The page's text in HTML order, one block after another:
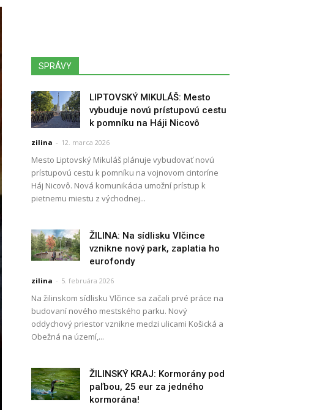
SPRÁVY
LIPTOVSKÝ MIKULÁŠ: Mesto
vybuduje novú prístupovú cestu
k pomníku na Háji Nicovô
zilina - 12. marca 2026
Mesto Liptovský Mikuláš plánuje vybudovať novú
prístupovú cestu k pomníku na vojnovom cintoríne
Háj Nicovô. Nová komunikácia umožní prístup k
pietnemu miestu z východnej...
ŽILINA: Na sídlisku Vlčince
vznikne nový park, zaplatia ho
eurofondy
zilina - 5. februára 2026
Na žilinskom sídlisku Vlčince sa začali prvé práce na
budovaní nového mestského parku. Nový
oddychový priestor vznikne medzi ulicami Košická a
Obežná na území,...
ŽILINSKÝ KRAJ: Kormorány pod
paľbou, 25 eur za jedného
kormorána!